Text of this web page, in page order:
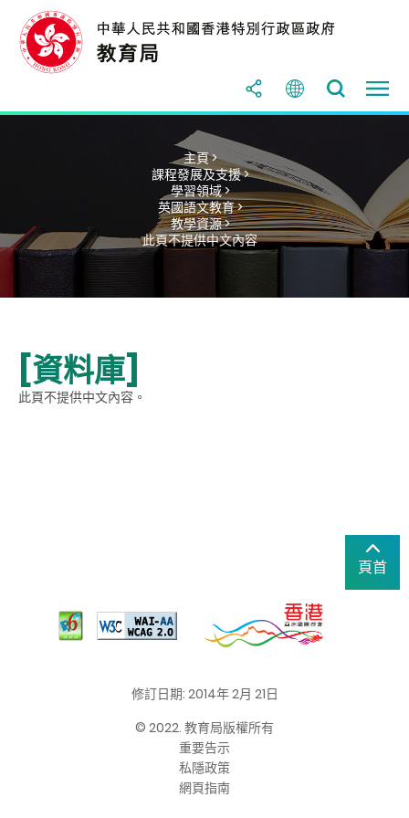
主頁 >
課程發展及支援 >
學習領域 >
英國語文教育 >
教學資源 >
此頁不提供中文內容
[資料庫]
此頁不提供中文內容。
頁首
修訂日期: 2014年 2月 21日
© 2022. 教育局版權所有
重要告示
私隱政策
網頁指南